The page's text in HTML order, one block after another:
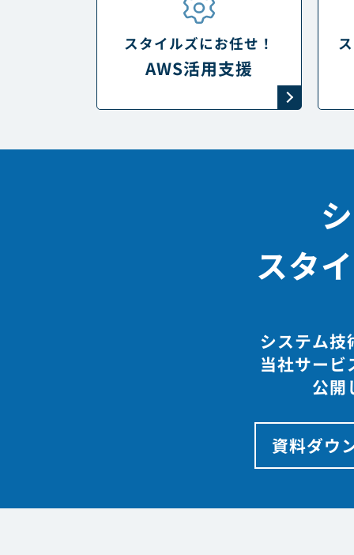
スタイルズにお任せ！
AWS活用支援
スタ
システム技
当社サービ
公開
資料ダウ